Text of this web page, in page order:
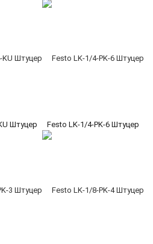
Штуцер Festo LK-1/4-PK-6 Штуцер